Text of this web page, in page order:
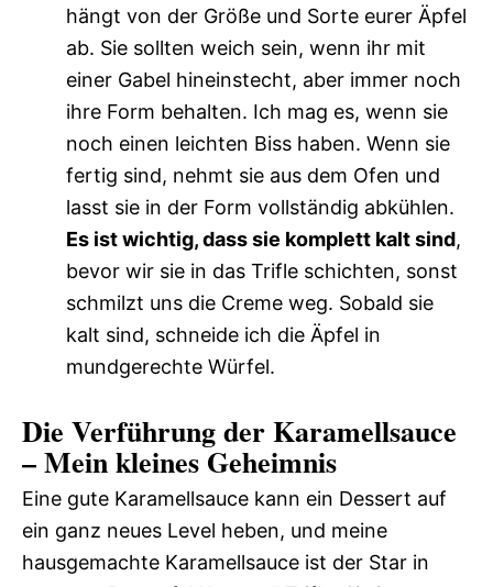
hängt von der Größe und Sorte eurer Äpfel
ab. Sie sollten weich sein, wenn ihr mit
einer Gabel hineinstecht, aber immer noch
ihre Form behalten. Ich mag es, wenn sie
noch einen leichten Biss haben. Wenn sie
fertig sind, nehmt sie aus dem Ofen und
lasst sie in der Form vollständig abkühlen.
Es ist wichtig, dass sie komplett kalt sind,
bevor wir sie in das Trifle schichten, sonst
schmilzt uns die Creme weg. Sobald sie
kalt sind, schneide ich die Äpfel in
mundgerechte Würfel.
Die Verführung der Karamellsauce
– Mein kleines Geheimnis
Eine gute Karamellsauce kann ein Dessert auf
ein ganz neues Level heben, und meine
hausgemachte Karamellsauce ist der Star in